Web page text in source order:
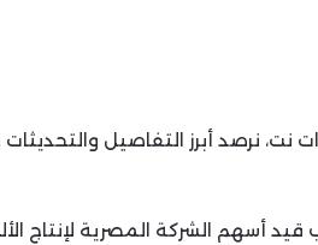
نت، نرصد أبرز التفاصيل
أسهم الشركة المصرية لإنتاج